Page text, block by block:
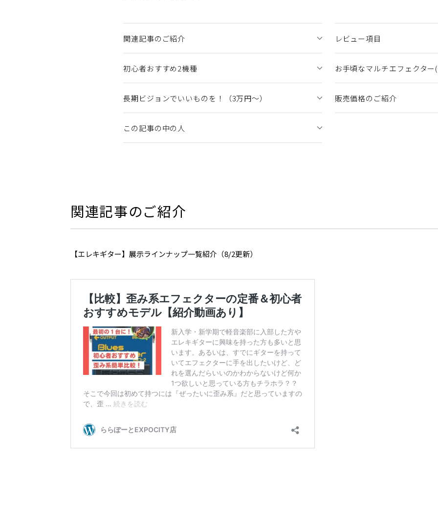
関連記事のご紹介 レビュー項目
初心者おすすめ2機種 お手頃なマルチエフェクター
長期ビジョンでいいものを！（3万円～） 販売価格のご紹介
この記事の中の人
関連記事のご紹介
【エレキギター】展示ラインナップ一覧紹介（8/2更新）